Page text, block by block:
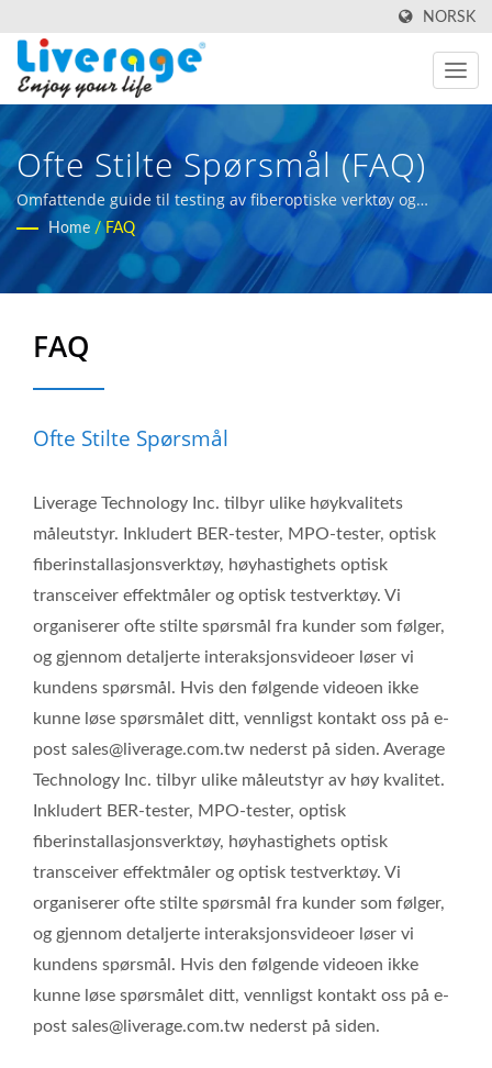
NORSK
Ofte Stilte Spørsmål (FAQ)
Omfattende guide til testing av fiberoptiske verktøy og
løsninger
Home / FAQ
FAQ
Ofte Stilte Spørsmål
Liverage Technology Inc. tilbyr ulike høykvalitets
måleutstyr. Inkludert BER-tester, MPO-tester, optisk
fiberinstallasjonsverktøy, høyhastighets optisk
transceiver effektmåler og optisk testverktøy. Vi
organiserer ofte stilte spørsmål fra kunder som følger,
og gjennom detaljerte interaksjonsvideoer løser vi
kundens spørsmål. Hvis den følgende videoen ikke
kunne løse spørsmålet ditt, vennligst kontakt oss på e-
post sales@liverage.com.tw nederst på siden. Average
Technology Inc. tilbyr ulike måleutstyr av høy kvalitet.
Inkludert BER-tester, MPO-tester, optisk
fiberinstallasjonsverktøy, høyhastighets optisk
transceiver effektmåler og optisk testverktøy. Vi
organiserer ofte stilte spørsmål fra kunder som følger,
og gjennom detaljerte interaksjonsvideoer løser vi
kundens spørsmål. Hvis den følgende videoen ikke
kunne løse spørsmålet ditt, vennligst kontakt oss på e-
post sales@liverage.com.tw nederst på siden.